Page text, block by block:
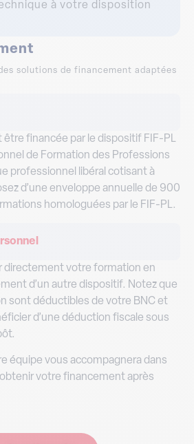
à votre disposition
solutions de financement adaptées
financée par le dispositif FIF-PL
de Formation des Professions
professionnel libéral cotisant à
d’une enveloppe annuelle de 900
homologuées par le FIF-PL.
directement votre formation en
d’un autre dispositif. Notez que
sont déductibles de votre BNC et
d’une déduction fiscale sous
équipe vous accompagnera dans
votre financement après